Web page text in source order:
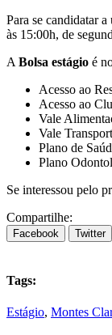
Para se candidatar
às 15:00h, de
A Bolsa estágio é
Acesso ao
Acesso ao
Vale
Vale
Plano de
Plano
Se interessou pelo
Compartilhe:
Facebook Twitter
Tags:
Estágio, Montes